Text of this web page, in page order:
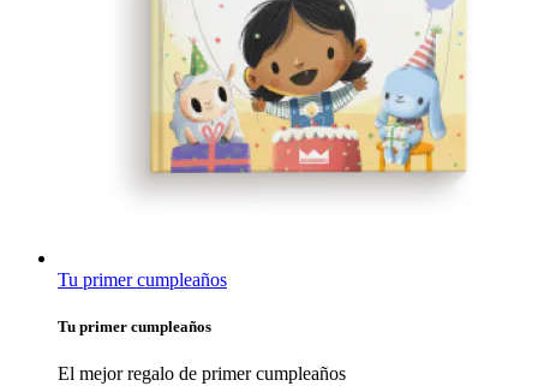
Tu primer cumpleaños
Tu primer cumpleaños
El mejor regalo de primer cumpleaños